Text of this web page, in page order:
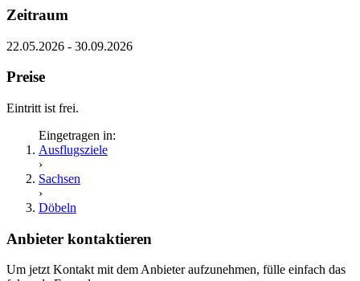
Zeitraum
22.05.2026 - 30.09.2026
Preise
Eintritt ist frei.
Eingetragen in:
Ausflugsziele
›
Sachsen
›
Döbeln
Anbieter kontaktieren
Um jetzt Kontakt mit dem Anbieter aufzunehmen, fülle einfach das